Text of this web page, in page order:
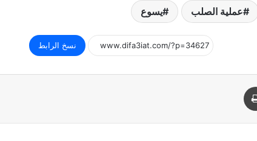
عملية الصلب يسوع
نسخ الرابط